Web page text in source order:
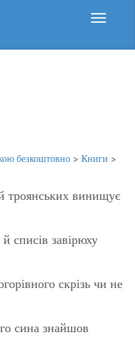
безкоштовно > Книги >
троянських винищує
списів завірюху
скрізь чи не
сина знайшов